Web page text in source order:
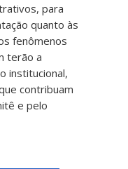
para
quanto às
fenômenos
terão a
institucional,
contribuam
e pelo